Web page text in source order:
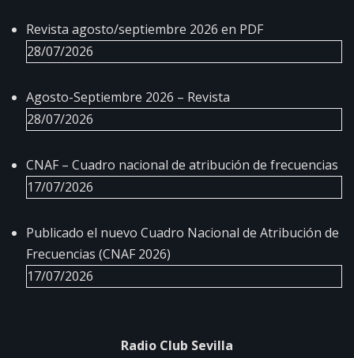
Revista agosto/septiembre 2026 en PDF
28/07/2026
Agosto-Septiembre 2026 – Revista
28/07/2026
CNAF – Cuadro nacional de atribución de frecuencias
17/07/2026
Publicado el nuevo Cuadro Nacional de Atribución de
Frecuencias (CNAF 2026)
17/07/2026
Radio Club Sevilla